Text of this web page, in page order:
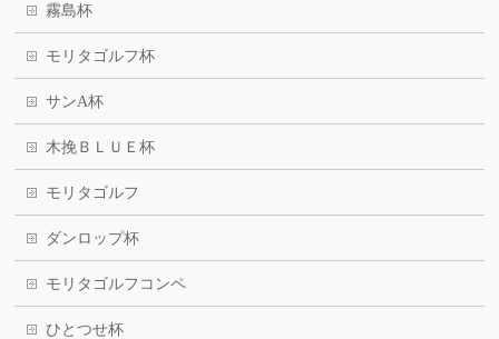
霧島杯
モリタゴルフ杯
サンA杯
木挽ＢＬＵＥ杯
モリタゴルフ
ダンロップ杯
モリタゴルフコンペ
ひとつせ杯